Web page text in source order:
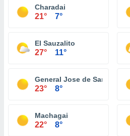
Charadai
21° 7°
El Sauzalito
27° 11°
General Jose de San Martin
23° 8°
Machagai
22° 8°